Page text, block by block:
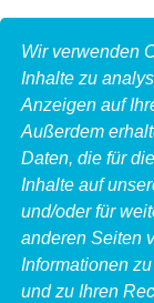
Wir verwenden
Inhalte zu
Anzeigen auf
Außerdem
Daten, die für
Inhalte auf
und/oder für
anderen Seiten
Informationen
und zu Ihren